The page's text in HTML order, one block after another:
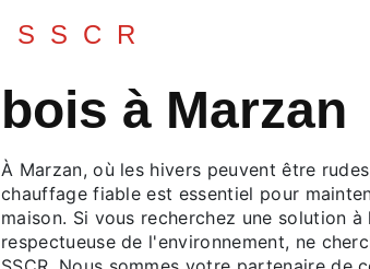
SSCR
bois à Marzan
À Marzan, où les hivers peuvent être
chauffage fiable est essentiel pour
maison. Si vous recherchez une solution
respectueuse de l'environnement, ne